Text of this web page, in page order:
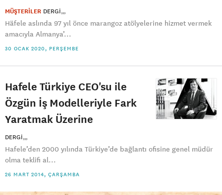
MÜŞTERİLER DERGI
Häfele aslında 97 yıl önce marangoz atölyelerine hizmet vermek
amacıyla Almanya’...
30 OCAK 2020, PERŞEMBE
Hafele Türkiye CEO'su ile
Özgün İş Modelleriyle Fark
Yaratmak Üzerine
DERGI
Hafele’den 2000 yılında Türkiye’de bağlantı ofisine genel müdür
olma teklifi al...
26 MART 2014, ÇARŞAMBA